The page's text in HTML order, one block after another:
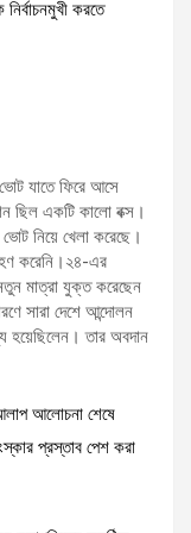
করতে
যাতে ফিরে আসে
ছিল একটি কালো বক্স।
নিয়ে খেলা করেছে।
করেনি।২৪-এর
মাত্রা যুক্ত করেছেন
সারা দেশে আন্দোলন
হয়েছিলেন। তার অবদান
আলোচনা শেষে
প্রস্তাব পেশ করা